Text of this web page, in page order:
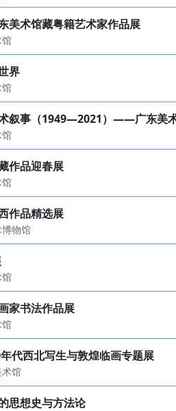
美术馆藏粤籍艺术家作品展
馆
界
叙事（1949—2021）——广东美
馆
作品迎春展
作品精选展
物馆
家书法作品展
代西北写生与敦煌临画专题展
馆
思想史与方法论